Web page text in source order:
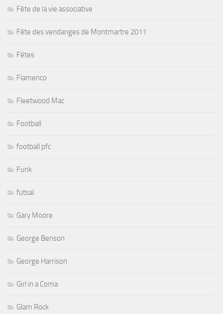
Fête de la vie associative
Fête des vendanges de Montmartre 2011
Fêtes
Flamenco
Fleetwood Mac
Football
football pfc
Funk
futsal
Gary Moore
George Benson
George Harrison
Girl in a Coma
Glam Rock